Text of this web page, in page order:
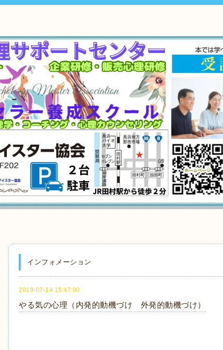
インフォメーション
2019-07-14 15:47:00
やる気の心理（内発的動機づけ 外発的動機づけ）